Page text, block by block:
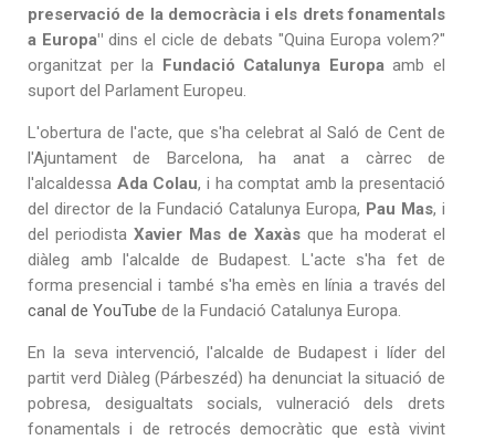
preservació de la democràcia i els drets fonamentals
a Europa" dins el cicle de debats "Quina Europa volem?"
organitzat per la Fundació Catalunya Europaamb el
suport del Parlament Europeu.
L'obertura de l'acte, que s'ha celebrat al Saló de Cent de
l'Ajuntament de Barcelona, ha anat a càrrec de
l'alcaldessa Ada Colau, i ha comptat amb la presentació
del director de la Fundació Catalunya Europa, Pau Mas, i
del periodista Xavier Mas de Xaxàs que ha moderat el
diàleg amb l'alcalde de Budapest. L'acte s'ha fet de
forma presencial i també s'ha emès en línia a través del
canal de YouTube de la Fundació Catalunya Europa.
En la seva intervenció, l'alcalde de Budapest i líder del
partit verd Diàleg (Párbeszéd) ha denunciat la situació de
pobresa, desigualtats socials, vulneració dels drets
fonamentals i de retrocés democràtic que està vivint